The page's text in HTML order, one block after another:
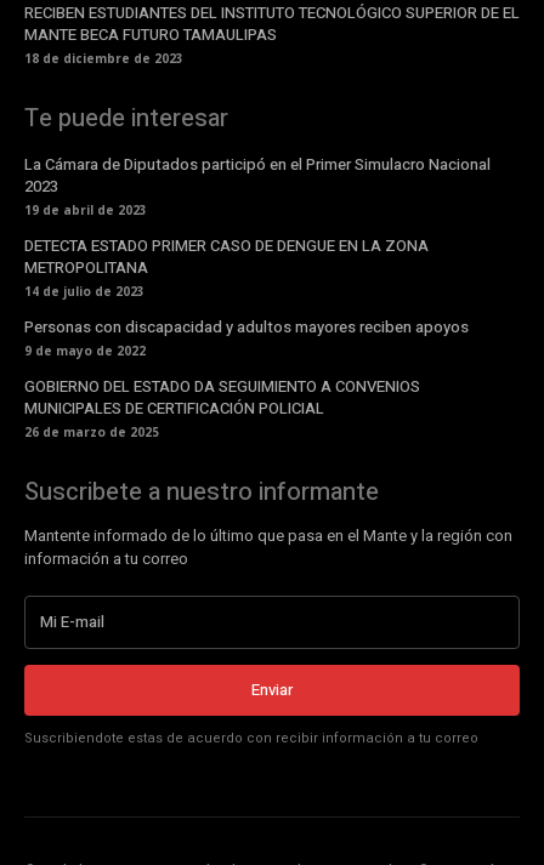
RECIBEN ESTUDIANTES DEL INSTITUTO TECNOLÓGICO SUPERIOR DE EL
MANTE BECA FUTURO TAMAULIPAS
18 de diciembre de 2023
Te puede interesar
La Cámara de Diputados participó en el Primer Simulacro Nacional
2023
19 de abril de 2023
DETECTA ESTADO PRIMER CASO DE DENGUE EN LA ZONA
METROPOLITANA
14 de julio de 2023
Personas con discapacidad y adultos mayores reciben apoyos
9 de mayo de 2022
GOBIERNO DEL ESTADO DA SEGUIMIENTO A CONVENIOS
MUNICIPALES DE CERTIFICACIÓN POLICIAL
26 de marzo de 2025
Suscribete a nuestro informante
Mantente informado de lo último que pasa en el Mante y la región con
información a tu correo
Enviar
Suscribiendote estas de acuerdo con recibir información a tu correo